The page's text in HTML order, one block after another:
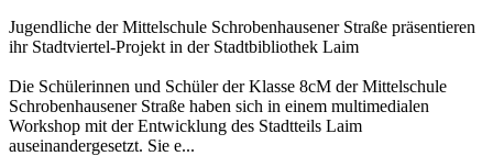
Jugendliche der Mittelschule Schrobenhausener Straße präsentieren
ihr Stadtviertel-Projekt in der Stadtbibliothek Laim
Die Schülerinnen und Schüler der Klasse 8cM der Mittelschule
Schrobenhausener Straße haben sich in einem multimedialen
Workshop mit der Entwicklung des Stadtteils Laim
auseinandergesetzt. Sie e...